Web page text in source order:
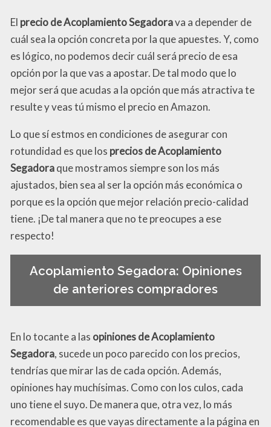
El precio de Acoplamiento Segadorava a depender de
cuál sea la opción concreta por la que apuestes. Y, como
es lógico, no podemos decir cuál será precio de esa
opción por la que vas a apostar. De tal modo que lo
mejor será que acudas a la opción que más atractiva te
resulte y veas tú mismo el precio en Amazon.
Lo que sí estmos en condiciones de asegurar con
rotundidad es que los precios de Acoplamiento
Segadoraque mostramos siempre son los más
ajustados, bien sea al ser la opción más económica o
porque es la opción que mejor relación precio-calidad
tiene. ¡De tal manera que no te preocupes a ese
respecto!
Acoplamiento Segadora: Opiniones
de anteriores compradores
En lo tocante a las opiniones de Acoplamiento
Segadora, sucede un poco parecido con los precios,
tendrías que mirar las de cada opción. Además,
opiniones hay muchísimas. Como con los culos, cada
uno tiene el suyo. De manera que, otra vez, lo más
recomendable es que vayas directamente a la página en